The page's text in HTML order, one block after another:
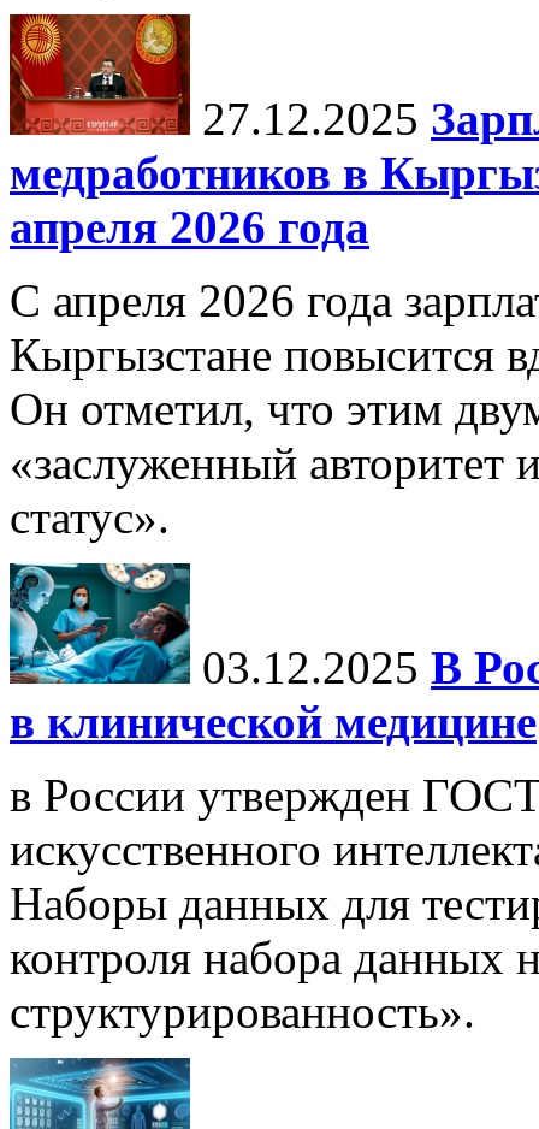
27.12.2025
медработников в
апреля 2026 года
С апреля 2026 года
Кыргызстане повысится
Он отметил, что этим
«заслуженный
статус».
03.12.2025 В
в клинической медицине
в России утвержден
искусственного
Наборы данных для
контроля набора данных
структурированность».